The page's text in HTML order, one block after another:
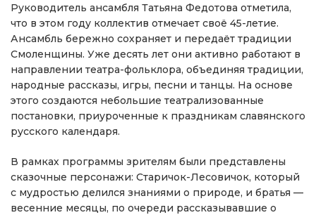
Руководитель ансамбля Татьяна Федотова отметила,
что в этом году коллектив отмечает своё 45-летие.
Ансамбль бережно сохраняет и передаёт традиции
Смоленщины. Уже десять лет они активно работают в
направлении театра-фольклора, объединяя традиции,
народные рассказы, игры, песни и танцы. На основе
этого создаются небольшие театрализованные
постановки, приуроченные к праздникам славянского
русского календаря.
В рамках программы зрителям были представлены
сказочные персонажи: Старичок-Лесовичок, который
с мудростью делился знаниями о природе, и братья —
весенние месяцы, по очереди рассказывавшие о